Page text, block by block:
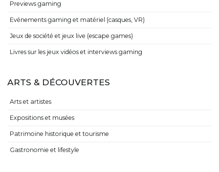
Previews gaming
Evénements gaming et matériel (casques, VR)
Jeux de société et jeux live (escape games)
Livres sur les jeux vidéos et interviews gaming
ARTS & DÉCOUVERTES
Arts et artistes
Expositions et musées
Patrimoine historique et tourisme
Gastronomie et lifestyle